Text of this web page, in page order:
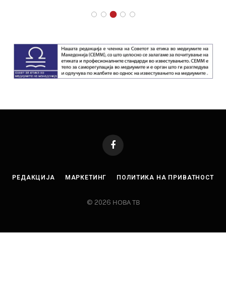
Facebook
РЕДАКЦИЈА МАРКЕТИНГ ПОЛИТИКА НА ПРИВАТНОСТ
© 2026 НОВА ТВ